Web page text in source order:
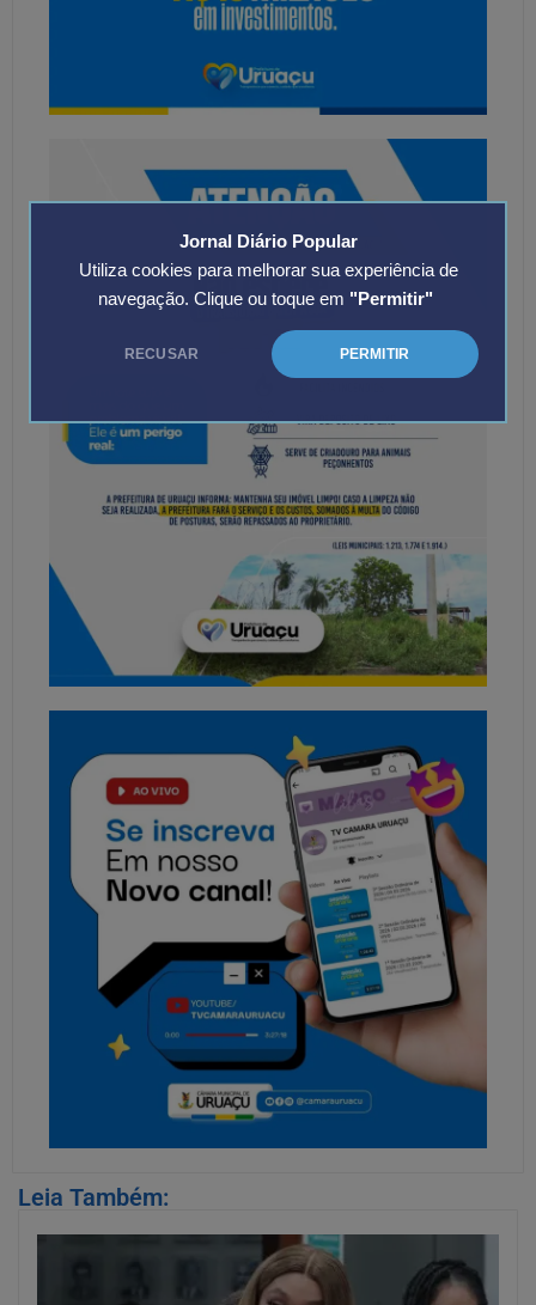
Jornal Diário Popular
Utiliza cookies para melhorar sua experiência de
navegação. Clique ou toque em "Permitir"
RECUSAR PERMITIR
Leia Também: